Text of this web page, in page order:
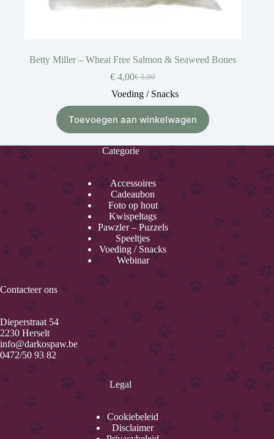
Betty Miller – Wheat Free Salmon & Seaweed Bones
€5,90
€ 4,00
Voeding / Snacks
Toevoegen aan winkelwagen
Categorie
Accessoires
Cadeaubon
Foto op hout
Kwispeltags
Pawzler – Puzzels
Speeltjes
Voeding / Snacks
Webinar
Contacteer ons
Dieperstraat 54
2230 Herselt
info@darkospaw.be
0472/50 93 82
Legal
Cookiebeleid
Disclaimer